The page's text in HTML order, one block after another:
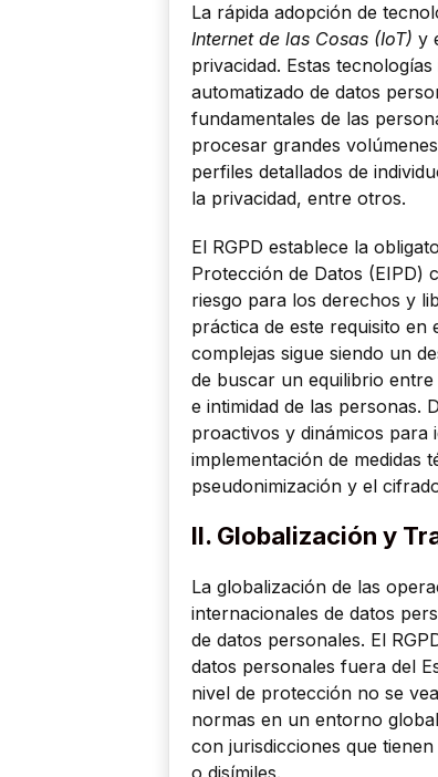
La rápida adopción de
Internet de las Cosas (IoT) y
privacidad. Estas
automatizado de datos
fundamentales de las
procesar grandes
perfiles detallados de
la privacidad, entre otros.
El RGPD establece la
Protección de Datos (EIPD)
riesgo para los derechos y
práctica de este requisito en
complejas sigue siendo un
de buscar un equilibrio
e intimidad de las personas.
proactivos y dinámicos para
implementación de medidas
pseudonimización y el
II. Globalización y
La globalización de las
internacionales de datos
de datos personales. El
datos personales fuera del
nivel de protección no se
normas en un entorno
con jurisdicciones que
o disímiles.